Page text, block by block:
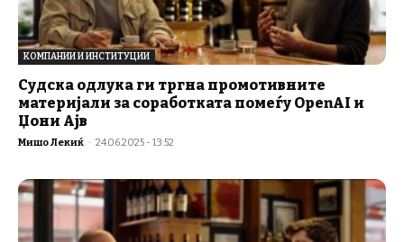
КОМПАНИИ И ИНСТИТУЦИИ
Судска одлука ги тргна промотивните
материјали за соработката помеѓу OpenAI и
Џони Ајв
Мишо Лекиќ - 24.06.2025 - 13:52